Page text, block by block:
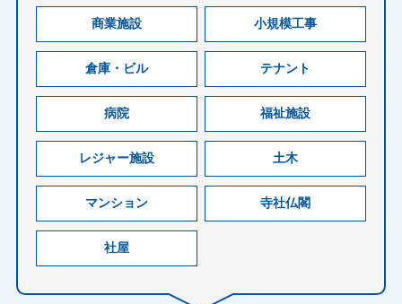
商業施設 小規模工事
倉庫・ビル テナント
病院 福祉施設
レジャー施設 土木
マンション 寺社仏閣
社屋